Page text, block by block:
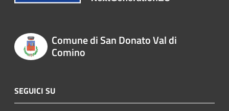
Comune di San Donato Val di
Comino
SEGUICI SU